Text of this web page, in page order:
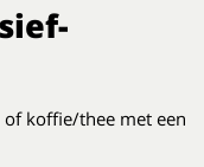
koffie/thee met een